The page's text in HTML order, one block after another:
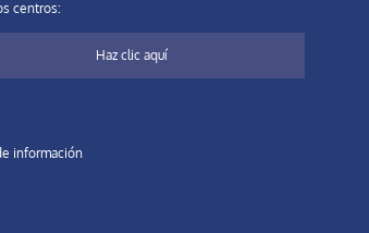
centros:
Haz clic aquí
información